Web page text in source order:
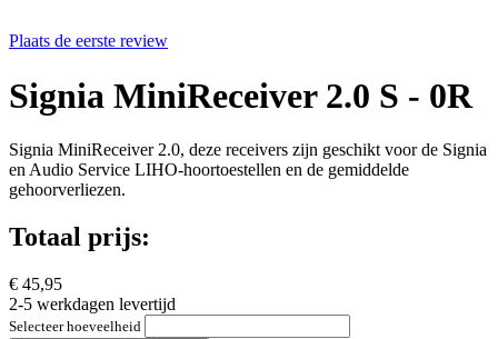
Plaats de eerste review
Signia MiniReceiver 2.0 S - 0R
Signia MiniReceiver 2.0, deze receivers zijn geschikt voor de Signia
en Audio Service LIHO-hoortoestellen en de gemiddelde
gehoorverliezen.
Totaal prijs:
€ 45,95
2-5 werkdagen levertijd
Selecteer hoeveelheid